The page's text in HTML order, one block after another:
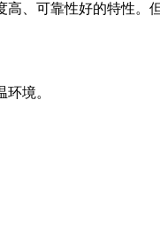
高、可靠性好的特性。
境。